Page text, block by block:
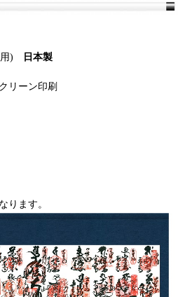
用) 日本製
リーン印刷
ります。